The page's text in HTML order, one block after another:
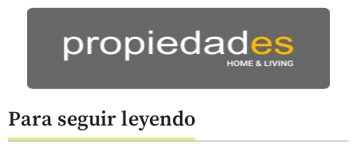
Para seguir leyendo